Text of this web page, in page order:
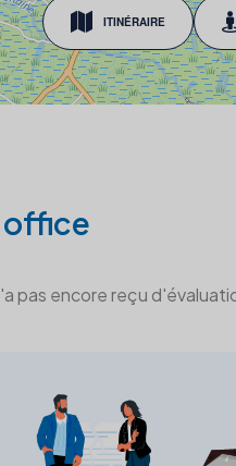
ITINÉRAIRE
pas encore reçu